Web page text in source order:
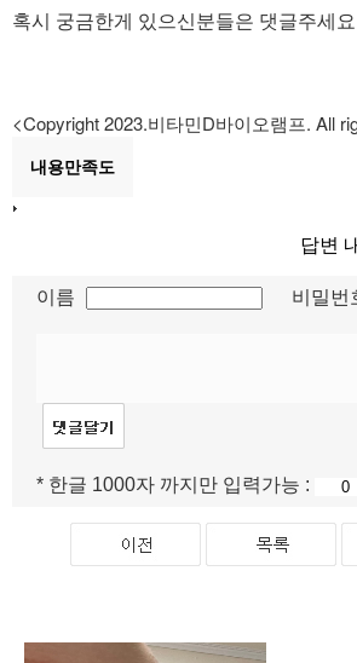
​혹시 궁금한게 있으신분들은 댓글주세요
<Copyright 2023.비타민D바이오램프. All
내용만족도
답변
이름 비밀번
* 한글 1000자 까지만 입력가능 :